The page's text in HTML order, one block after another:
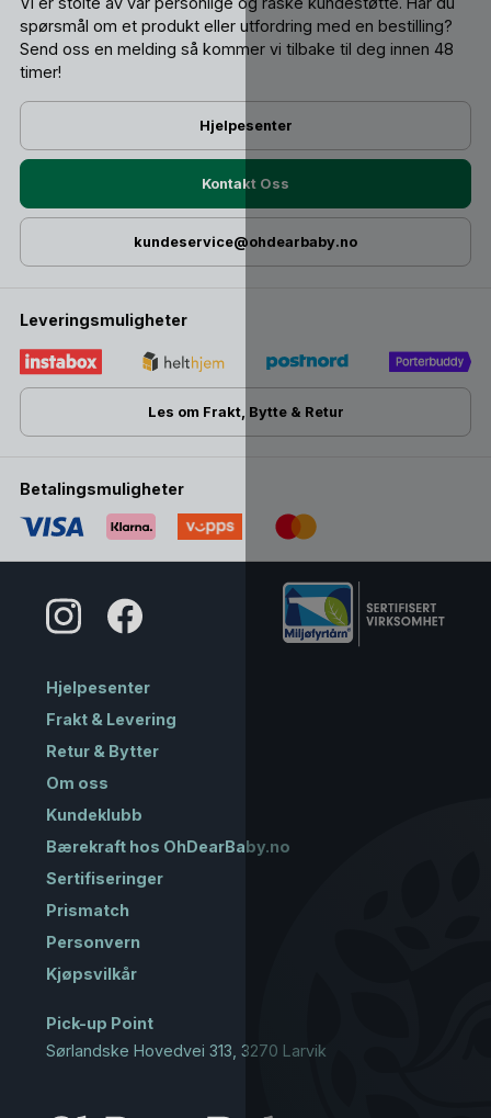
spørsmål om et produkt eller utfordring med en bestilling?
Send oss ​​en melding så kommer vi tilbake til deg innen 48
timer!
Hjelpesenter
Kontakt Oss
kundeservice@ohdearbaby.no
Leveringsmuligheter
Les om Frakt, Bytte & Retur
Betalingsmuligheter
Hjelpesenter
Frakt & Levering
Retur & Bytter
Om oss
Kundeklubb
Bærekraft hos OhDearBaby.no
Sertifiseringer
Prismatch
Personvern
Kjøpsvilkår
Pick-up Point
Sørlandske Hovedvei 313, 3270 Larvik